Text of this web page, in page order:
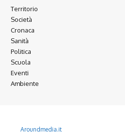
Territorio
Società
Cronaca
Sanità
Politica
Scuola
Eventi
Ambiente
Aroundmedia.it